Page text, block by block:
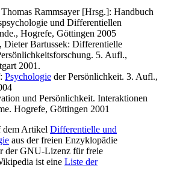
Rammsayer [Hrsg.]: Handbuch
und Differentiellen
Hogrefe, Göttingen 2005
Dieter Bartussek: Differentielle
5. Aufl.,
2001.
Psychologie der Persönlichkeit. 3. Aufl.,
und Persönlichkeit. Interaktionen
Hogrefe, Göttingen 2001
dem Artikel Differentielle und
aus der freien Enzyklopädie
der GNU-Lizenz für freie
ist eine Liste der